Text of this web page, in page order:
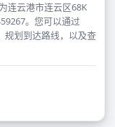
连云港市连云区68K
。您可以通过
规划到达路线，以及查